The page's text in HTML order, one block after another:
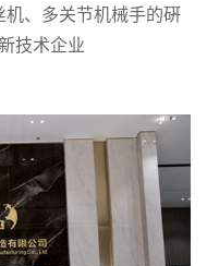
0.5-
单动计时/手动 手动
110/220V AC
260x168x86
、多关节机械手的硏
技术企业